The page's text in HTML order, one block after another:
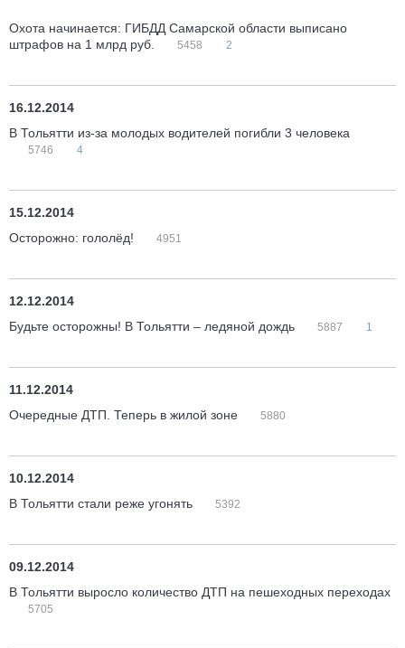
Охота начинается: ГИБДД Самарской области выписано
штрафов на 1 млрд руб.
5458 2
16.12.2014
В Тольятти из-за молодых водителей погибли 3 человека
5746 4
15.12.2014
Осторожно: гололёд!
4951
12.12.2014
Будьте осторожны! В Тольятти – ледяной дождь
5887 1
11.12.2014
Очередные ДТП. Теперь в жилой зоне
5880
10.12.2014
В Тольятти стали реже угонять
5392
09.12.2014
В Тольятти выросло количество ДТП на пешеходных переходах
5705